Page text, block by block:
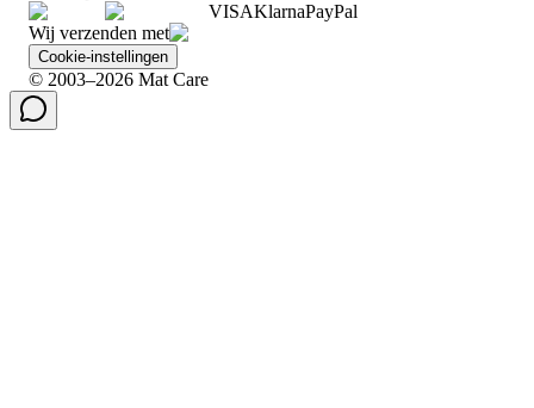
VISAKlarnaPayPal
Wij verzenden met
Cookie-instellingen
© 2003–2026 Mat Care